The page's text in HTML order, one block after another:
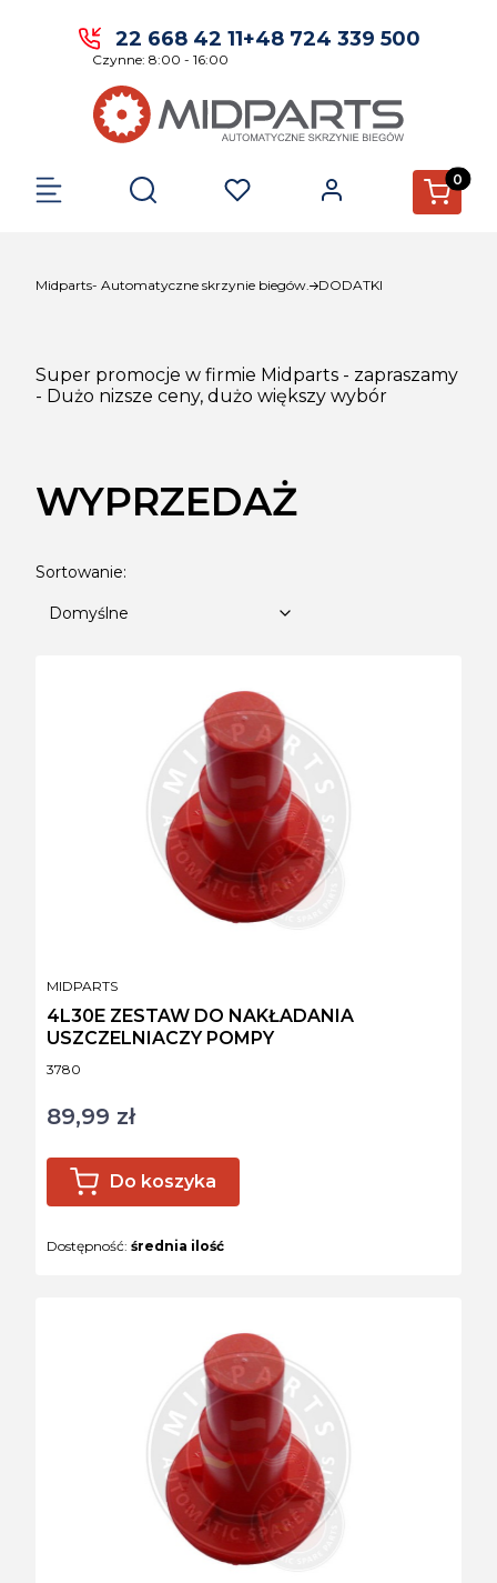
22 668 42 11
Czynne: 8:00 - 16:00
+48 724 339 500
Otwórz wyszukiwarkę Produkty
Midparts- Automatyczne skrzynie biegów. DODATKI
Super promocje w firmie Midparts - zapraszamy
- Dużo nizsze ceny, dużo większy wybór
WYPRZEDAŻ
Lista produktów
Sortowanie:
Domyślne
Kod produktu
3780
4L30E ZESTAW DO NAKŁADANIA
USZCZELNIACZY POMPY
PRODUCENT
MIDPARTS
Cena
89,99 zł
Do koszyka
Dostępność: średnia ilość